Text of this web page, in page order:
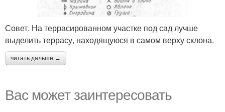
Совет. На террасированном участке под сад лучше
выделить террасу, находящуюся в самом верху склона.
читать дальше →
Вас может заинтересовать